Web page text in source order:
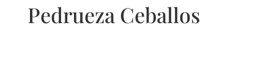
Pedrueza Ceballos